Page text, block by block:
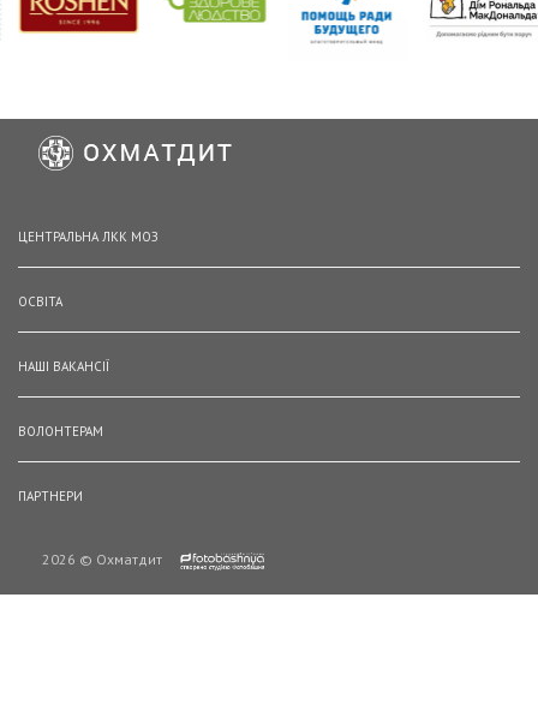
ЦЕНТРАЛЬНА ЛКК МОЗ
ОСВІТА
НАШІ ВАКАНСІЇ
ВОЛОНТЕРАМ
ПАРТНЕРИ
2026 © Охматдит